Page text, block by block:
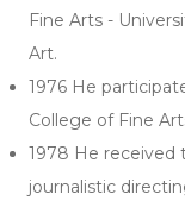
Fine Arts -
Art.
1976 He
College of Fine
1978 He received
journalistic